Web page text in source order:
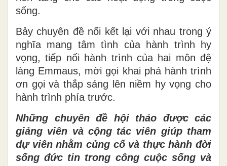
sống.
Bảy chuyên đề nối kết lại với nhau trong ý
nghĩa mang tâm tình của hành trình hy
vọng, tiếp nối hành trình của hai môn đệ
làng Emmaus, mời gọi khai phá hành trình
ơn gọi và thắp sáng lên niềm hy vọng cho
hành trình phía trước.
Những chuyên đề hội thảo được các
giảng viên và cộng tác viên giúp tham
dự viên nhằm củng cố và thực hành đời
sống đức tin trong công cuộc sống và